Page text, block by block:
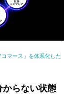
マース」を体系化した
からない状態